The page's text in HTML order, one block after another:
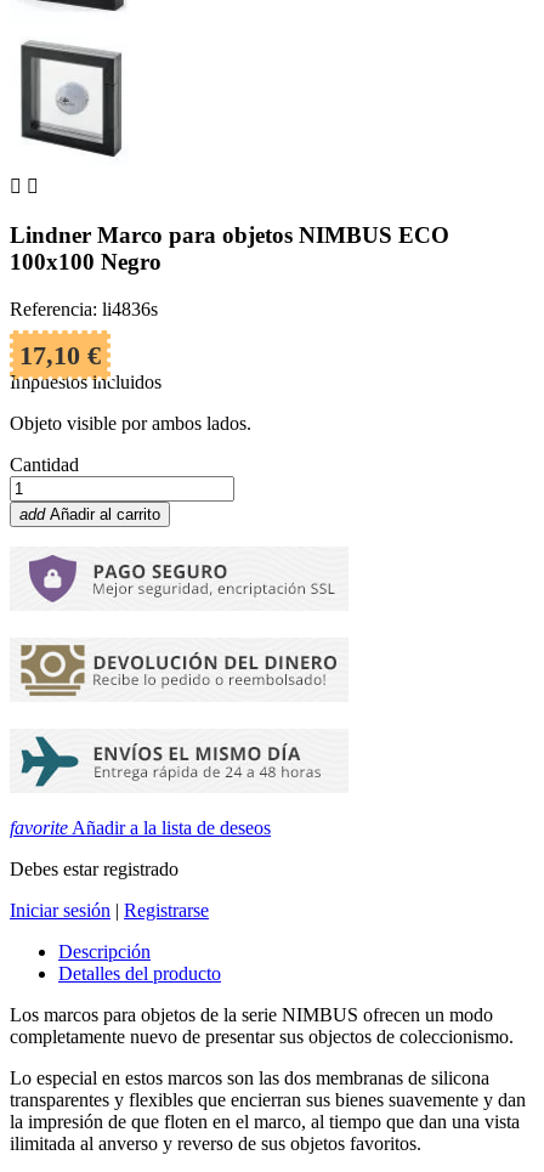
 
Lindner Marco para objetos NIMBUS ECO
100x100 Negro
Referencia: li4836s
17,10 €
Impuestos incluidos
Objeto visible por ambos lados.
Cantidad
add Añadir al carrito
favorite Añadir a la lista de deseos
Debes estar registrado
Iniciar sesión | Registrarse
Descripción
Detalles del producto
Los marcos para objetos de la serie NIMBUS ofrecen un modo
completamente nuevo de presentar sus objectos de coleccionismo.
Lo especial en estos marcos son las dos membranas de silicona
transparentes y flexibles que encierran sus bienes suavemente y dan
la impresión de que floten en el marco, al tiempo que dan una vista
ilimitada al anverso y reverso de sus objetos favoritos.